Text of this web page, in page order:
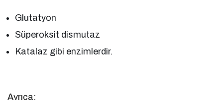
Glutatyon
Süperoksit dismutaz
Katalaz gibi enzimlerdir.
Ayrıca: